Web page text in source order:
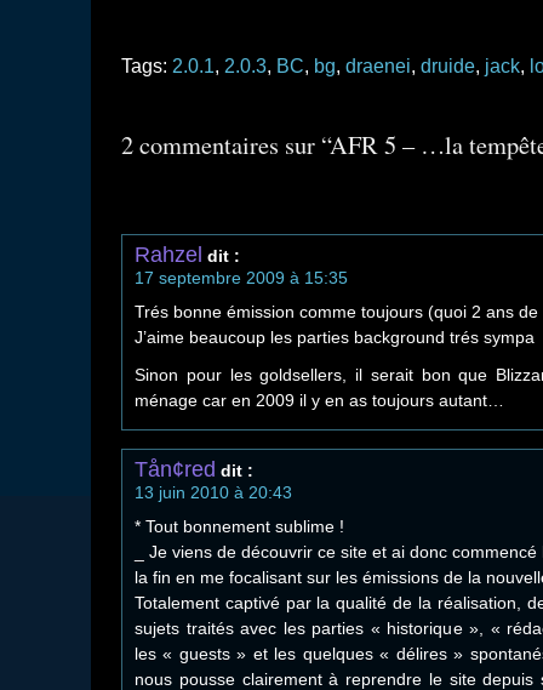
Tags: 2.0.1, 2.0.3, BC, bg, draenei, druide, jack,
2 commentaires sur “AFR 5 – …la
Rahzel dit :
17 septembre 2009 à 15:35
Trés bonne émission comme toujours (quoi 2 ans
J’aime beaucoup les parties background trés sympa
Sinon pour les goldsellers, il serait bon que
ménage car en 2009 il y en as toujours autant…
Tån¢red dit :
13 juin 2010 à 20:43
* Tout bonnement sublime !
_ Je viens de découvrir ce site et ai donc
la fin en me focalisant sur les émissions de la
Totalement captivé par la qualité de la réalisation,
sujets traités avec les parties « historique », «
les « guests » et les quelques « délires »
nous pousse clairement à reprendre le site